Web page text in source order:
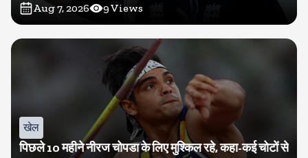
Aug 7, 2026 9Views
खेल
पिछले 10 महीने नीरज चोपडा के लिए मुश्किल रहे, कहा-कई चोटों से